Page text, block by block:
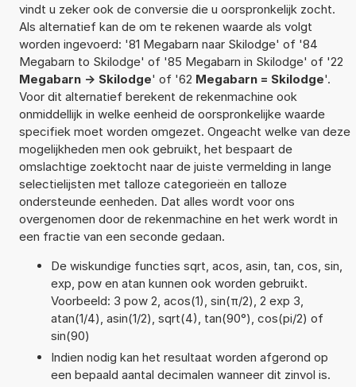
vindt u zeker ook de conversie die u oorspronkelijk zocht.
Als alternatief kan de om te rekenen waarde als volgt
worden ingevoerd: '81 Megabarn naar Skilodge' of '84
Megabarn to Skilodge' of '85 Megabarn in Skilodge' of '22
Megabarn -> Skilodge' of '62 Megabarn = Skilodge'.
Voor dit alternatief berekent de rekenmachine ook
onmiddellijk in welke eenheid de oorspronkelijke waarde
specifiek moet worden omgezet. Ongeacht welke van deze
mogelijkheden men ook gebruikt, het bespaart de
omslachtige zoektocht naar de juiste vermelding in lange
selectielijsten met talloze categorieën en talloze
ondersteunde eenheden. Dat alles wordt voor ons
overgenomen door de rekenmachine en het werk wordt in
een fractie van een seconde gedaan.
De wiskundige functies sqrt, acos, asin, tan, cos, sin,
exp, pow en atan kunnen ook worden gebruikt.
Voorbeeld: 3 pow 2, acos(1), sin(π/2), 2 exp 3,
atan(1/4), asin(1/2), sqrt(4), tan(90°), cos(pi/2) of
sin(90)
Indien nodig kan het resultaat worden afgerond op
een bepaald aantal decimalen wanneer dit zinvol is.